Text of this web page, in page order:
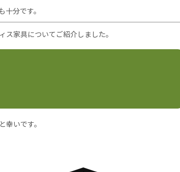
分です。
家具についてご紹介しました。
いです。